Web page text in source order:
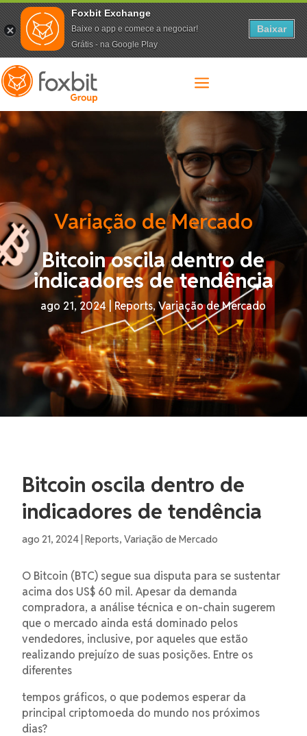
a
Variação de Mercado
Bitcoin oscila dentro de
indicadores de tendência
ago 21, 2024|Reports,Variação de Mercado
Bitcoin oscila dentro de
indicadores de tendência
ago 21, 2024 Reports, Variação de Mercado
O Bitcoin (BTC) segue sua disputa para se sustentar
acima dos US$ 60 mil. Apesar da demanda
compradora, a análise técnica e on-chain sugerem
que o mercado ainda está dominado pelos
vendedores, inclusive, por aqueles que estão
realizando prejuízo de suas posições. Entre os
diferentes
tempos gráficos, o que podemos esperar da
principal criptomoeda do mundo nos próximos
dias?
Foxbit Exchange
Baixe o app e comece a negociar!
Grátis - na Google Play
Baixar